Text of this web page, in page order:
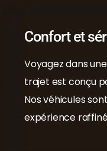
Confort et
Voyagez dans
trajet est conçu
Nos véhicules
expérience